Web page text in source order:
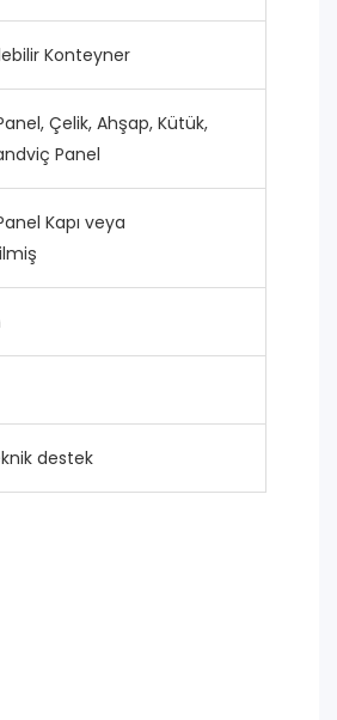
Konteyner
Çelik, Ahşap, Kütük,
Panel
Kapı veya
destek